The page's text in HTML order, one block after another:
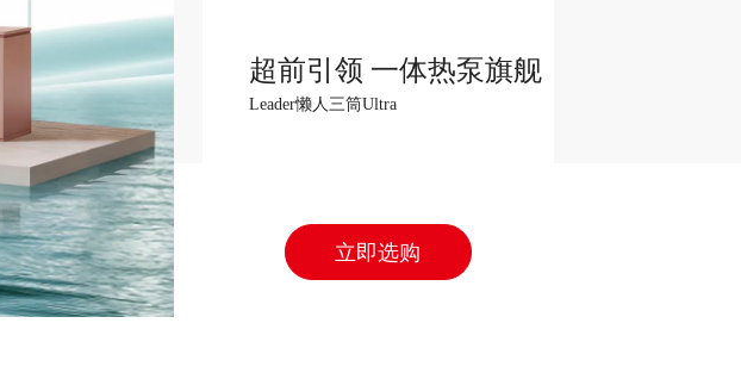
超前引领 一体热泵旗舰
Leader懒人三筒Ultra
立即选购